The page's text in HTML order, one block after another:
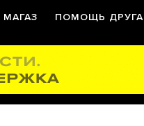
МАГАЗ ПОМОЩЬ ДРУГА